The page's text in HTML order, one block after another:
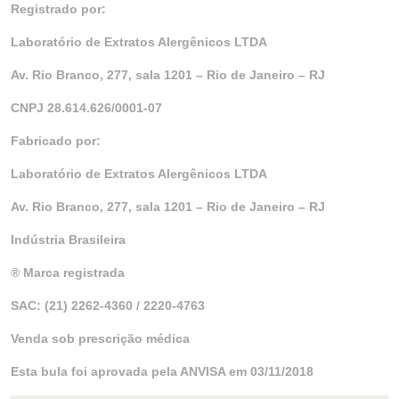
Registrado por:
Laboratório de Extratos Alergênicos LTDA
Av. Rio Branco, 277, sala 1201 – Rio de Janeiro – RJ
CNPJ 28.614.626/0001-07
Fabricado por:
Laboratório de Extratos Alergênicos LTDA
Av. Rio Branco, 277, sala 1201 – Rio de Janeiro – RJ
Indústria Brasileira
® Marca registrada
SAC: (21) 2262-4360 / 2220-4763
Venda sob prescrição médica
Esta bula foi aprovada pela ANVISA em 03/11/2018